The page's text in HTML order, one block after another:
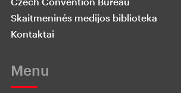
Skaitmeninės medijos biblioteka
Kontaktai
Menu